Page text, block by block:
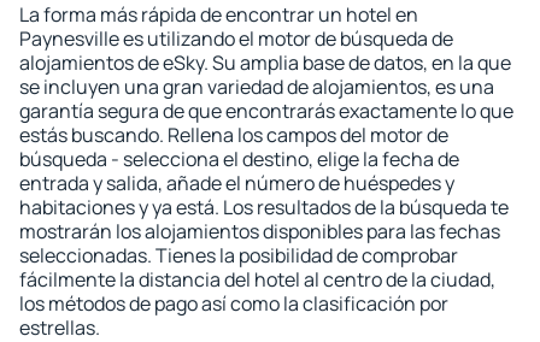
La forma más rápida de encontrar un hotel en
Paynesville es utilizando el motor de búsqueda de
alojamientos de eSky. Su amplia base de datos, en la que
se incluyen una gran variedad de alojamientos, es una
garantía segura de que encontrarás exactamente lo que
estás buscando. Rellena los campos del motor de
búsqueda - selecciona el destino, elige la fecha de
entrada y salida, añade el número de huéspedes y
habitaciones y ya está. Los resultados de la búsqueda te
mostrarán los alojamientos disponibles para las fechas
seleccionadas. Tienes la posibilidad de comprobar
fácilmente la distancia del hotel al centro de la ciudad,
los métodos de pago así como la clasificación por
estrellas.